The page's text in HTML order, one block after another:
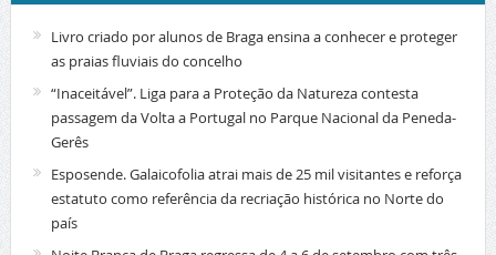
Livro criado por alunos de Braga ensina a conhecer e proteger
as praias fluviais do concelho
“Inaceitável”. Liga para a Proteção da Natureza contesta
passagem da Volta a Portugal no Parque Nacional da Peneda-
Gerês
Esposende. Galaicofolia atrai mais de 25 mil visitantes e reforça
estatuto como referência da recriação histórica no Norte do
país